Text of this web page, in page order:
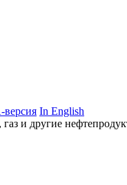
версия In English
и другие